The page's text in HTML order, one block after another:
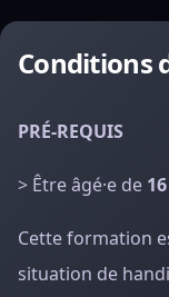
Conditions
PRÉ-REQUIS
> Être âgé·e de
Cette formation
situation de